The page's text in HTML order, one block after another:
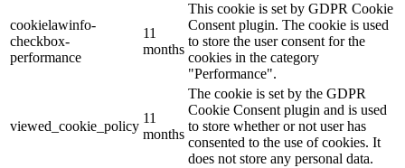
cookielawinfo-
checkbox-
performance
11
months
This cookie is set by GDPR Cookie
Consent plugin. The cookie is used
to store the user consent for the
cookies in the category
"Performance".
viewed_cookie_policy
11
months
The cookie is set by the GDPR
Cookie Consent plugin and is used
to store whether or not user has
consented to the use of cookies. It
does not store any personal data.